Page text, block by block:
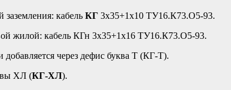
кабель КГ 3х35+1х10 ТУ16.К73.О5-93.
жилой: кабель КГн 3х35+1х16 ТУ16.К73.О5-93.
через дефис буква Т (КГ-Т).
ХЛ (КГ-ХЛ).